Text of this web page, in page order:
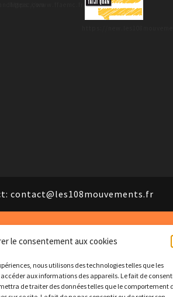
le consentement aux cookies
nous utilisons des technologies telles que les
aux informations des appareils. Le fait de
de traiter des données telles que le comportement
https://www.ffaemc.fr/
contact@les108mouvements.fr